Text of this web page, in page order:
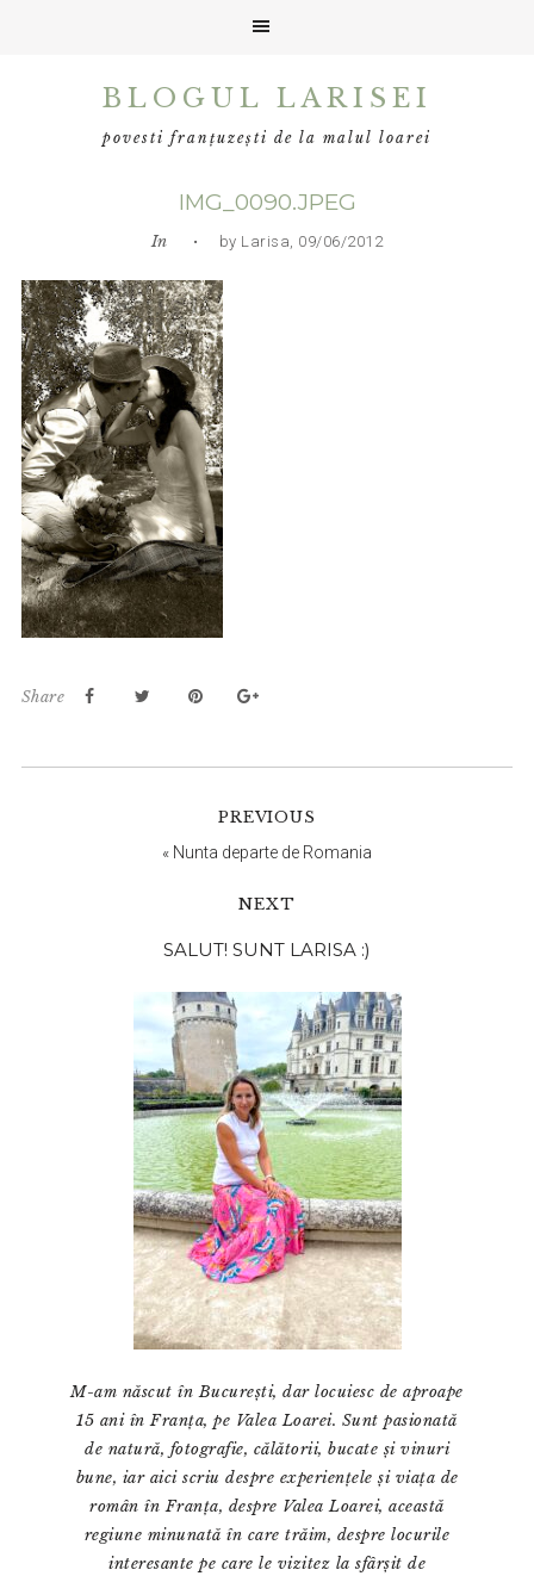
BLOGUL LARISEI
povesti franțuzești de la malul loarei
IMG_0090.JPEG
In • by Larisa, 09/06/2012
Share
PREVIOUS
« Nunta departe de Romania
NEXT
principală
SALUT! SUNT LARISA :)
M-am născut în București, dar locuiesc de aproape
15 ani în Franța, pe Valea Loarei. Sunt pasionată
de natură, fotografie, călătorii, bucate și vinuri
bune, iar aici scriu despre experiențele și viața de
român în Franța, despre Valea Loarei, această
regiune minunată în care trăim, despre locurile
interesante pe care le vizitez la sfârșit de